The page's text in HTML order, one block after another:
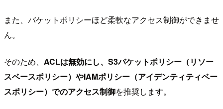
また、バケットポリシーほど柔軟なアクセス制御ができませ
ん。
そのため、 ACLは無効にし、S3バケットポリシー（リソー
スベースポリシー）やIAMポリシー（アイデンティティベー
スポリシー）でのアクセス制御を推奨します。